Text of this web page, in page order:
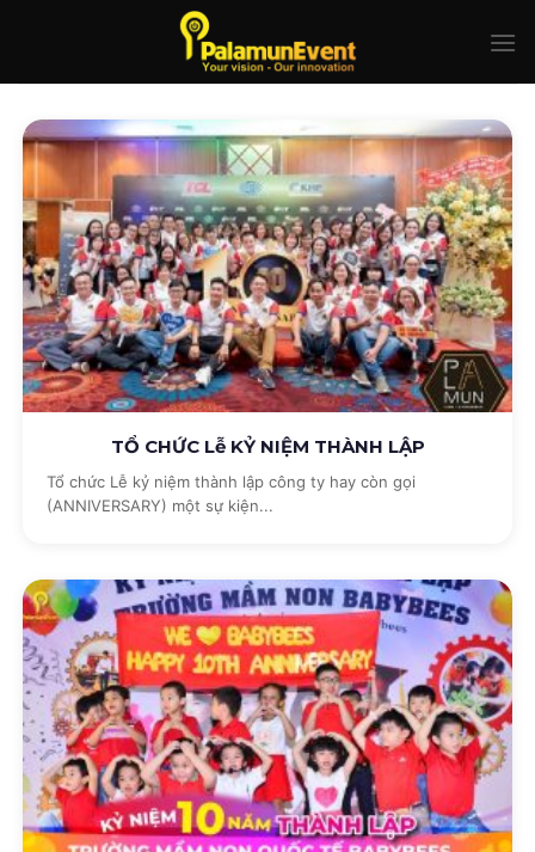
TỔ CHỨC Lễ KỶ NIỆM THÀNH LẬP
Tổ chức Lễ kỷ niệm thành lập công ty hay còn gọi
(ANNIVERSARY) một sự kiện...